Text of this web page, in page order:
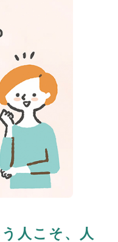
人こそ、人